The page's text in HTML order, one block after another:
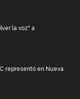
la voz" a
representó en Nueva